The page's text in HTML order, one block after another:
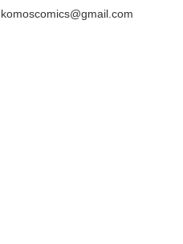
komoscomics@gmail.com